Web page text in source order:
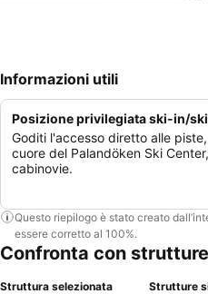
Informazioni utili
Posizione privilegiata ski-in/
Goditi l'accesso diretto alle
cuore del Palandöken Ski
cabinovie.
Questo riepilogo è stato creato
essere corretto al 100%.
Confronta con
Struttura selezionata Strutture